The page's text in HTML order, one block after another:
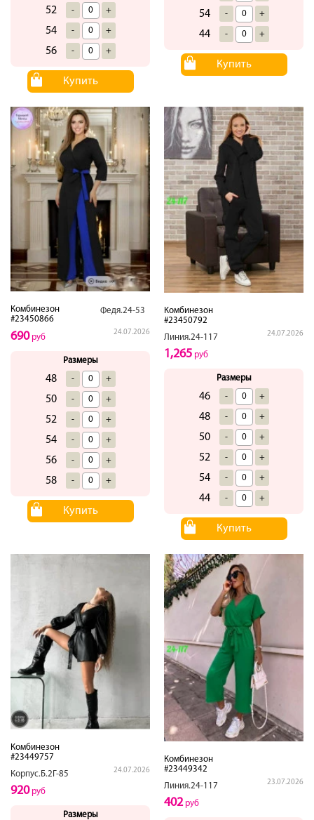
52 - +
54 - +
56 - +
Купить
54 - +
44 - +
Купить
Комбинезон
#23450866
Федя.24-53
24.07.2026
690руб
Размеры
48 - +
50 - +
52 - +
54 - +
56 - +
58 - +
Купить
Комбинезон
#23450792
Линия.24-117
24.07.2026
1,265 руб
Размеры
46 - +
48 - +
50 - +
52 - +
54 - +
44 - +
Купить
Комбинезон
#23449757
Корпус.Б.2Г-85
24.07.2026
920руб
Размеры
Комбинезон
#23449342
Линия.24-117
23.07.2026
402руб